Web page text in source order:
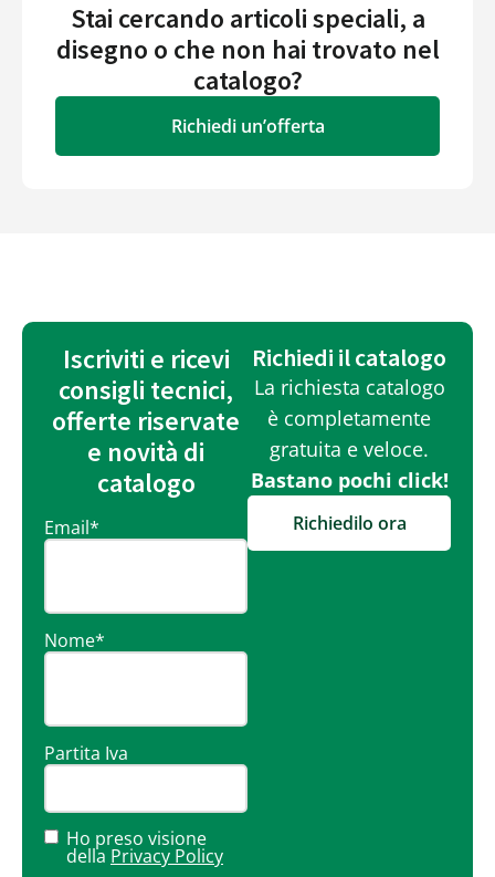
Stai cercando articoli speciali, a
disegno o che non hai trovato nel
catalogo?
Richiedi un’offerta
Iscriviti e ricevi
consigli tecnici,
offerte riservate
e novità di
catalogo
Email*
Nome*
Partita Iva
Ho preso visione
della Privacy Policy
Richiedi il catalogo
La richiesta catalogo
è completamente
gratuita e veloce.
Bastano pochi click!
Richiedilo ora